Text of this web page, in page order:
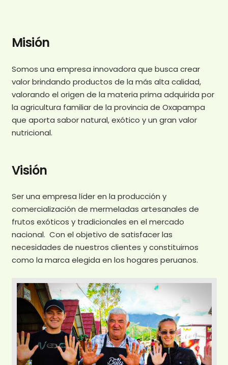
Misión
Somos una empresa innovadora que busca crear
valor brindando productos de la más alta calidad,
valorando el origen de la materia prima adquirida por
la agricultura familiar de la provincia de Oxapampa
que aporta sabor natural, exótico y un gran valor
nutricional.
Visión
Ser una empresa líder en la producción y
comercialización de mermeladas artesanales de
frutos exóticos y tradicionales en el mercado
nacional. Con el objetivo de satisfacer las
necesidades de nuestros clientes y constituirnos
como la marca elegida en los hogares peruanos.